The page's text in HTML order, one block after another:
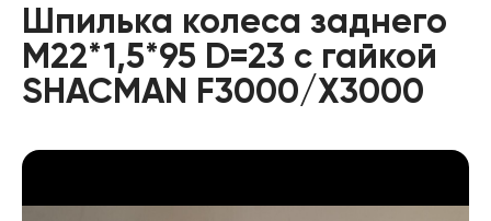
Шпилька колеса заднего
М22*1,5*95 D=23 с гайкой
SHACMAN F3000/X3000